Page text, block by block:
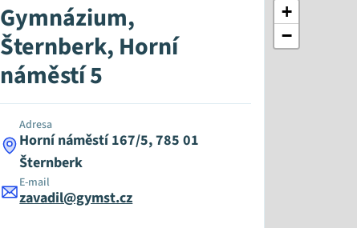
Gymnázium,
Šternberk, Horní
náměstí 5
Adresa
Horní náměstí 167/5, 785 01
Šternberk
E-mail
zavadil@gymst.cz
+
−